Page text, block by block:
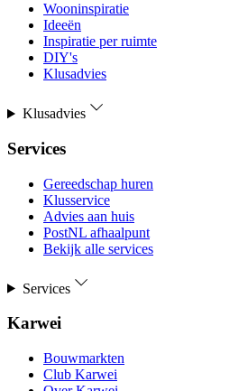
Wooninspiratie
Ideeën
Inspiratie per ruimte
DIY's
Klusadvies
Klusadvies
Services
Gereedschap huren
Klusservice
Advies aan huis
PostNL afhaalpunt
Bekijk alle services
Services
Karwei
Bouwmarkten
Club Karwei